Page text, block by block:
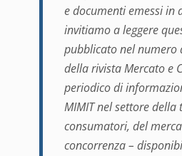
e documenti emessi in
invitiamo a leggere
pubblicato nel numero
della rivista Mercato e
periodico di
MIMIT nel settore della
consumatori, del
concorrenza –